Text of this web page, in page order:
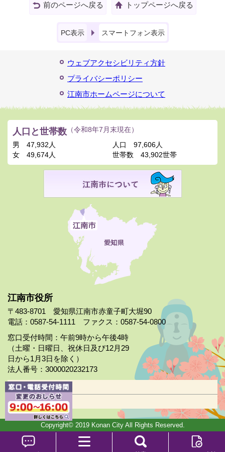
前のページへ戻る トップページへ戻る
PC表示 スマートフォン表示
ウェブアクセシビリティ方針
プライバシーポリシー
江南市ホームページについて
江南市役所
〒483-8701 愛知県江南市赤童子町大堀90
電話：0587-54-1111 ファクス：0587-54-0800
窓口受付時間：午前9時から午後4時
（土曜・日曜日、祝休日及び12月29
日から1月3日を除く）
法人番号：3000020232173
市役所案内
日曜市役所
人口と世帯数 （令和8年7月末現在）
男
47,932人
女
49,674人
人口
97,606人
世帯数
43,902世帯
Copyright© 2019 Konan City All Rights Reserved.